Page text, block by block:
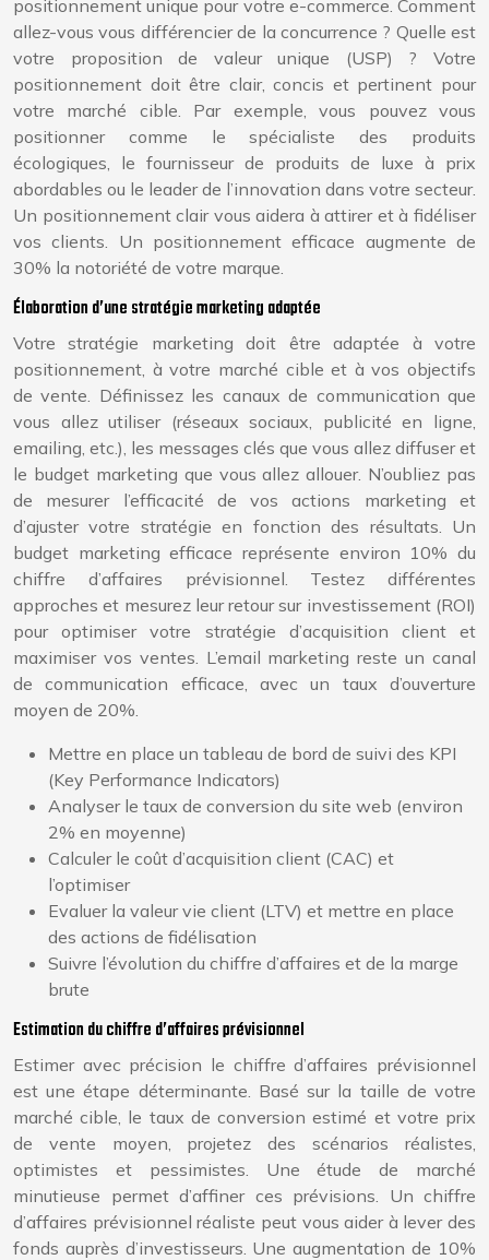
positionnement unique pour votre e-commerce. Comment
allez-vous vous différencier de la concurrence ? Quelle est
votre proposition de valeur unique (USP) ? Votre
positionnement doit être clair, concis et pertinent pour
votre marché cible. Par exemple, vous pouvez vous
positionner comme le spécialiste des produits
écologiques, le fournisseur de produits de luxe à prix
abordables ou le leader de l’innovation dans votre secteur.
Un positionnement clair vous aidera à attirer et à fidéliser
vos clients. Un positionnement efficace augmente de
30% la notoriété de votre marque.
Élaboration d’une stratégie marketing adaptée
Votre stratégie marketing doit être adaptée à votre
positionnement, à votre marché cible et à vos objectifs
de vente. Définissez les canaux de communication que
vous allez utiliser (réseaux sociaux, publicité en ligne,
emailing, etc.), les messages clés que vous allez diffuser et
le budget marketing que vous allez allouer. N’oubliez pas
de mesurer l’efficacité de vos actions marketing et
d’ajuster votre stratégie en fonction des résultats. Un
budget marketing efficace représente environ 10% du
chiffre d’affaires prévisionnel. Testez différentes
approches et mesurez leur retour sur investissement (ROI)
pour optimiser votre stratégie d’acquisition client et
maximiser vos ventes. L’email marketing reste un canal
de communication efficace, avec un taux d’ouverture
moyen de 20%.
Mettre en place un tableau de bord de suivi des KPI
(Key Performance Indicators)
Analyser le taux de conversion du site web (environ
2% en moyenne)
Calculer le coût d’acquisition client (CAC) et
l’optimiser
Evaluer la valeur vie client (LTV) et mettre en place
des actions de fidélisation
Suivre l’évolution du chiffre d’affaires et de la marge
brute
Estimation du chiffre d’affaires prévisionnel
Estimer avec précision le chiffre d’affaires prévisionnel
est une étape déterminante. Basé sur la taille de votre
marché cible, le taux de conversion estimé et votre prix
de vente moyen, projetez des scénarios réalistes,
optimistes et pessimistes. Une étude de marché
minutieuse permet d’affiner ces prévisions. Un chiffre
d’affaires prévisionnel réaliste peut vous aider à lever des
fonds auprès d’investisseurs. Une augmentation de 10%